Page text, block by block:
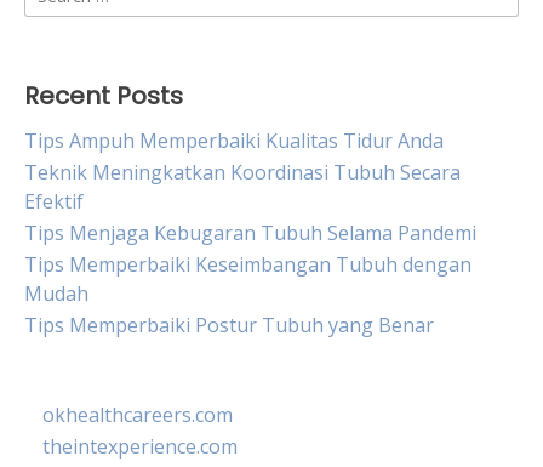
for:
Recent Posts
Tips Ampuh Memperbaiki Kualitas Tidur Anda
Teknik Meningkatkan Koordinasi Tubuh Secara
Efektif
Tips Menjaga Kebugaran Tubuh Selama Pandemi
Tips Memperbaiki Keseimbangan Tubuh dengan
Mudah
Tips Memperbaiki Postur Tubuh yang Benar
okhealthcareers.com
theintexperience.com